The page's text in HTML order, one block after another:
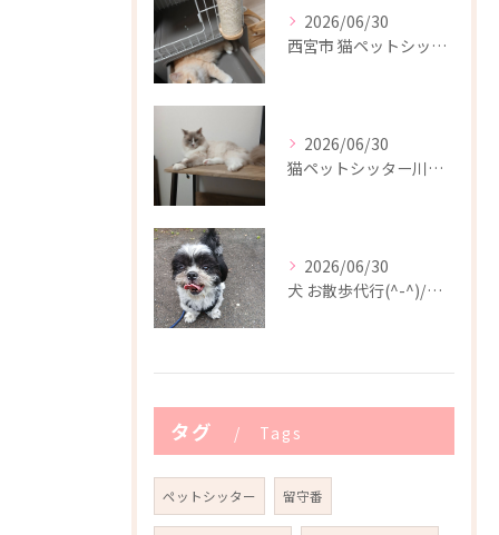
2026/06/30
西宮市 猫ペットシッター
2026/06/30
猫ペットシッター川西市(^-^)/
2026/06/30
犬 お散歩代行(^-^)/川西市
タグ Tags
ペットシッター 留守番